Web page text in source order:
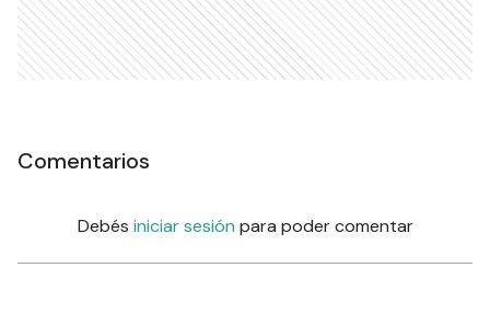
Comentarios
Debés iniciar sesión para poder comentar